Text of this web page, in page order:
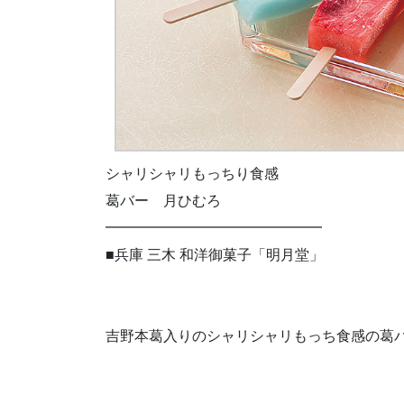
シャリシャリもっちり食感
葛バー 月ひむろ
━━━━━━━━━━━━━━━
■兵庫 三木 和洋御菓子「明月堂」
吉野本葛入りのシャリシャリもっち食感の葛